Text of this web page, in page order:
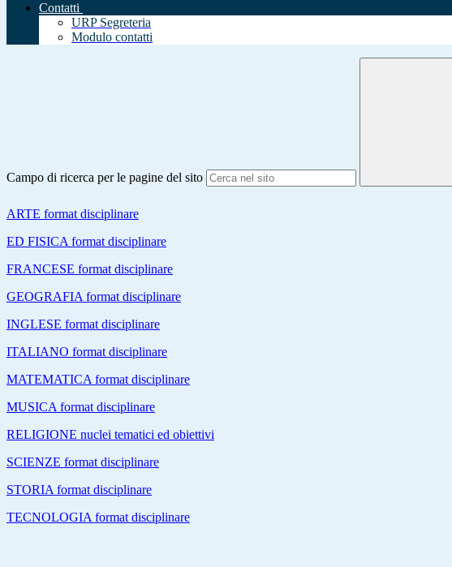
Contatti
URP Segreteria
Modulo contatti
Campo di ricerca per le pagine del sito
ARTE format disciplinare
ED FISICA format disciplinare
FRANCESE format disciplinare
GEOGRAFIA format disciplinare
INGLESE format disciplinare
ITALIANO format disciplinare
MATEMATICA format disciplinare
MUSICA format disciplinare
RELIGIONE nuclei tematici ed obiettivi
SCIENZE format disciplinare
STORIA format disciplinare
TECNOLOGIA format disciplinare